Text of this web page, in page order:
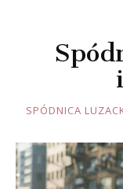
JOULE
SPÓDNICA